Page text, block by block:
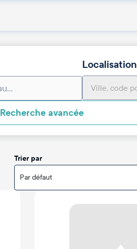
Localisation
Recherche avancée
Trier par
Par défaut